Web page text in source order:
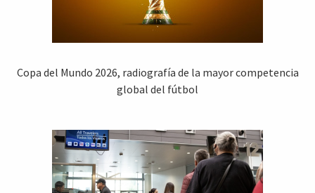
Copa del Mundo 2026, radiografía de la mayor competencia
global del fútbol